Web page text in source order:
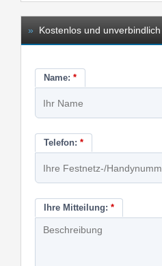
» Kostenlos und
Name: *
Telefon: *
Ihre Mitteilung: *